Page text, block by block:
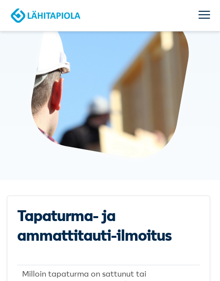
Tapaturma- ja
ammattitauti-ilmoitus
Milloin tapaturma on sattunut tai